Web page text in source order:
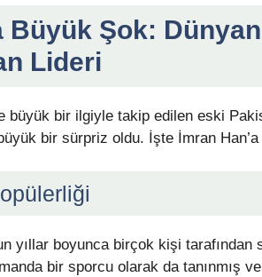
Büyük Şok:
Lideri
büyük bir ilgiyle takip edilen eski
bir sürpriz oldu. İşte İmran
yıllar boyunca birçok kişi
bir sporcu olarak da tanınmış